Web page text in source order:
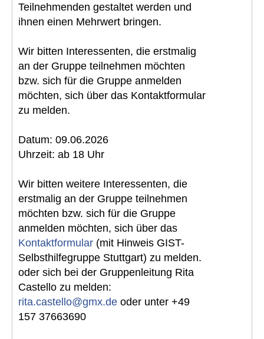
Teilnehmenden gestaltet werden und
ihnen einen Mehrwert bringen.
Wir bitten Interessenten, die erstmalig
an der Gruppe teilnehmen möchten
bzw. sich für die Gruppe anmelden
möchten, sich über das Kontaktformular
zu melden.
Datum: 09.06.2026
Uhrzeit: ab 18 Uhr
Wir bitten weitere Interessenten, die
erstmalig an der Gruppe teilnehmen
möchten bzw. sich für die Gruppe
anmelden möchten, sich über das
Kontaktformular (mit Hinweis GIST-
Selbsthilfegruppe Stuttgart) zu melden.
oder sich bei der Gruppenleitung Rita
Castello zu melden:
rita.castello@gmx.de oder unter +49
157 37663690